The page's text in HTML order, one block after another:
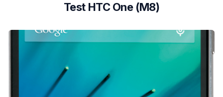
Test HTC One (M8)